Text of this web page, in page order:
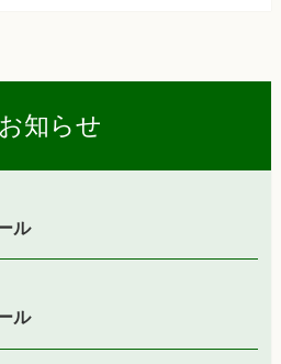
お知らせ
ル
ル